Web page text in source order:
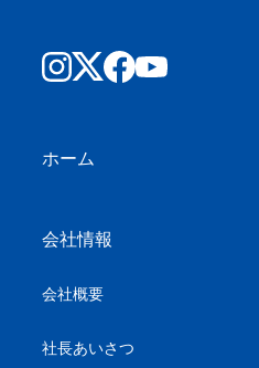
ホーム
会社情報
会社概要
社長あいさつ